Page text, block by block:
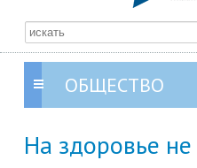
ОБЩЕСТВО
На здоровье